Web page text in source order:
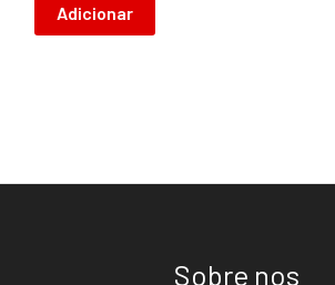
Adicionar
Sobre nos